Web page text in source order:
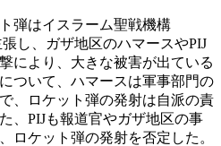
弾はイスラーム聖戦機構
張し、ガザ地区のハマースやPIJ
により、大きな被害が出ている
ついて、ハマースは軍事部門の
、ロケット弾の発射は自派の責
、PIJも報道官やガザ地区の事
ロケット弾の発射を否定した。